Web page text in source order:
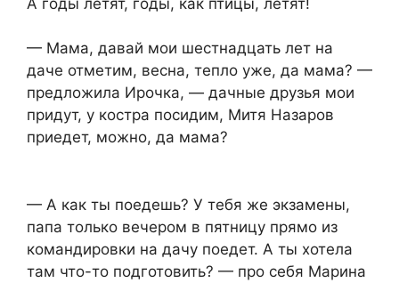
— Мама, давай мои шестнадцать лет на
даче отметим, весна, тепло уже, да мама? —
предложила Ирочка, — дачные друзья мои
придут, у костра посидим, Митя Назаров
приедет, можно, да мама?
— А как ты поедешь? У тебя же экзамены,
папа только вечером в пятницу прямо из
командировки на дачу поедет. А ты хотела
там что-то подготовить? — про себя Марина